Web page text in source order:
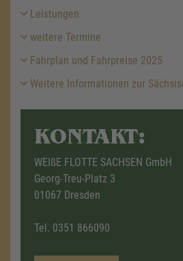
Leistungen
weitere Termine
Fahrplan und Fahrpreise 2025
Weitere Informationen zur
KONTAKT:
WEIßE FLOTTE SACHSEN GmbH
Georg-Treu-Platz 3
01067 Dresden
Tel. 0351 866090